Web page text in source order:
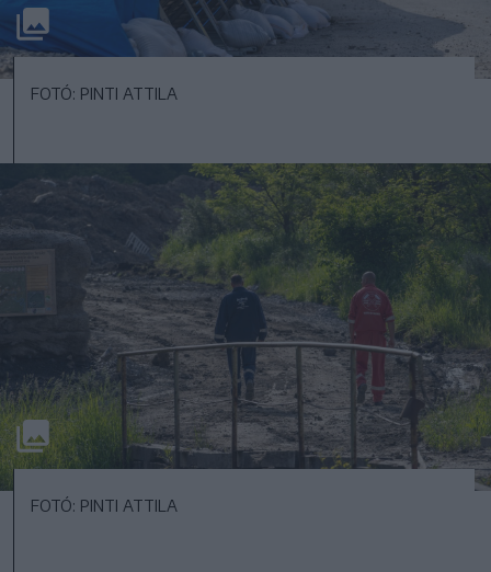
FOTÓ: PINTI ATTILA
FOTÓ: PINTI ATTILA